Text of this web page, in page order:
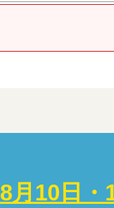
8月10日・